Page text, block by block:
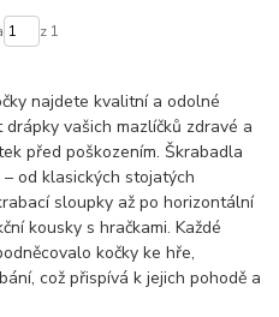
z 1
najdete kvalitní a odolné
vašich mazlíčků zdravé a
před poškozením. Škrabadla
od klasických stojatých
sloupky až po horizontální
kousky s hračkami. Každé
kočky ke hře,
což přispívá k jejich pohodě a